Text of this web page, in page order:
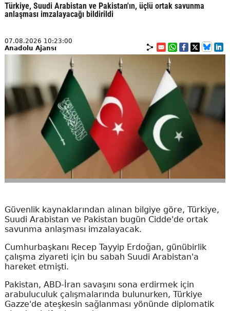
Türkiye, Suudi Arabistan ve Pakistan'ın, üçlü ortak savunma
anlaşması imzalayacağı bildirildi
07.08.2026 10:23:00
Anadolu Ajansı
Güvenlik kaynaklarından alınan bilgiye göre, Türkiye,
Suudi Arabistan ve Pakistan bugün Cidde'de ortak
savunma anlaşması imzalayacak.
Cumhurbaşkanı Recep Tayyip Erdoğan, günübirlik
çalışma ziyareti için bu sabah Suudi Arabistan'a
hareket etmişti.
Pakistan, ABD-İran savaşını sona erdirmek için
arabuluculuk çalışmalarında bulunurken, Türkiye
Gazze'de ateşkesin sağlanması yönünde diplomatik